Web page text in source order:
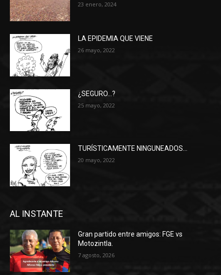
23 enero, 2024
LA EPIDEMIA QUE VIENE
26 mayo, 2022
¿SEGURO…?
25 mayo, 2022
TURÍSTICAMENTE NINGUNEADOS…
20 mayo, 2022
AL INSTANTE
Gran partido entre amigos: FGE vs
Motozintla.
7 agosto, 2026